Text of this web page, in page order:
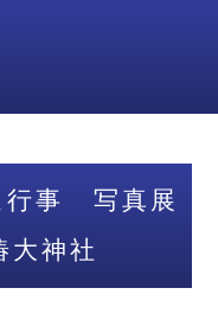
行事 写真展
神社